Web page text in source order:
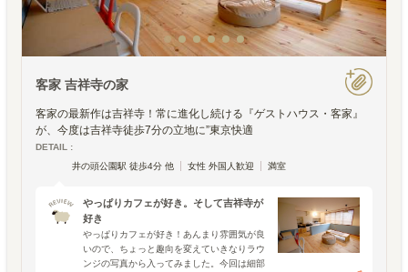
客家 吉祥寺の家
客家の最新作は吉祥寺！常に進化し続ける『ゲストハウス・客家』
が、今度は吉祥寺徒歩7分の立地に”東京快適
DETAIL :
井の頭公園駅 徒歩4分 他
女性 外国人歓迎 満室
やっぱりカフェが好き。そして吉祥寺が
好き
やっぱりカフェが好き！あんまり雰囲気が良
いので、ちょっと趣向を変えていきなりラウ
ンジの写真から入ってみました。今回は細部